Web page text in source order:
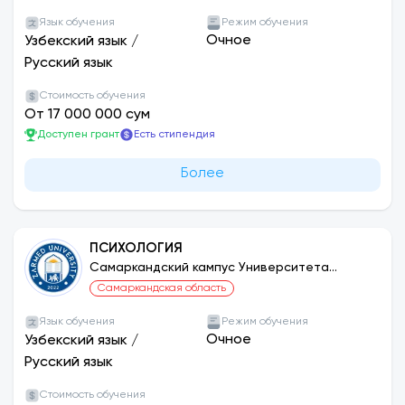
Защищают интересы студентов
Руководят организационными и социальными
проектами
студентов в университете
поощряются за свою деятельность
Язык обучения
Узбекский язык /
Русский язык
Режим обучения
Очное
Стоимость обучения
От 17 000 000 сум
Доступен грант Есть стипендия
Более
ПСИХОЛОГИЯ
Самаркандский кампус Университета
ЗАРМЕД
Самаркандская область
Язык обучения
Узбекский язык /
Русский язык
Режим обучения
Очное
Стоимость обучения